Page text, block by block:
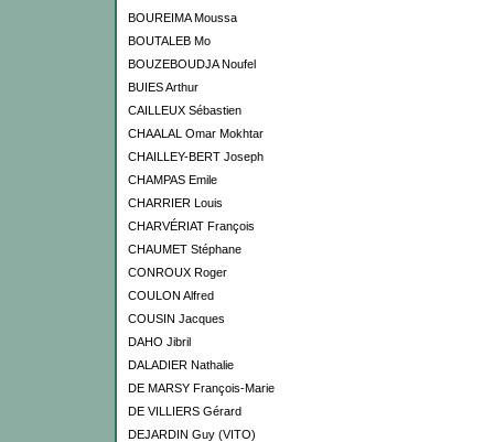
BOUREIMA Moussa
BOUTALEB Mo
BOUZEBOUDJA Noufel
BUIES Arthur
CAILLEUX Sébastien
CHAALAL Omar Mokhtar
CHAILLEY-BERT Joseph
CHAMPAS Emile
CHARRIER Louis
CHARVÉRIAT François
CHAUMET Stéphane
CONROUX Roger
COULON Alfred
COUSIN Jacques
DAHO Jibril
DALADIER Nathalie
DE MARSY François-Marie
DE VILLIERS Gérard
DEJARDIN Guy (VITO)